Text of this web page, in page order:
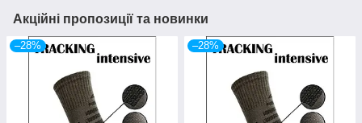
Акційні пропозиції та новинки
–28% –28%